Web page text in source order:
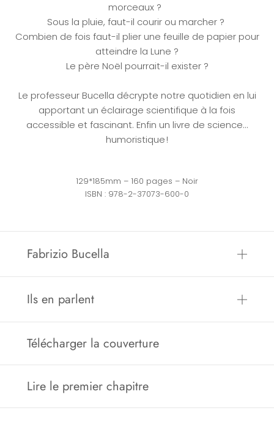
morceaux ?
Sous la pluie, faut-il courir ou marcher ?
Combien de fois faut-il plier une feuille de papier pour
atteindre la Lune ?
Le père Noël pourrait-il exister ?
Le professeur Bucella décrypte notre quotidien en lui
apportant un éclairage scientifique à la fois
accessible et fascinant. Enfin un livre de science…
humoristique !
129*185mm – 160 pages – Noir
ISBN : 978-2-37073-600-0
Fabrizio Bucella
Ils en parlent
Télécharger la couverture
Lire le premier chapitre